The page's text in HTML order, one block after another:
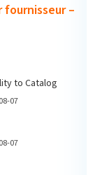
fournisseur –
to Catalog
07
07